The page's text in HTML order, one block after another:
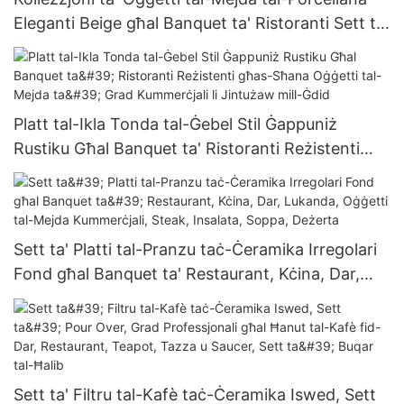
Eleganti Beige għal Banquet ta' Ristoranti Sett ta'
Oġġetti tal-Mejda ta' Grad Kummerċjali Durabbli
Pjanċa u Bowl Tazza
Platt tal-Ikla Tonda tal-Ġebel Stil Ġappuniż
Rustiku Għal Banquet ta' Ristoranti Reżistenti
għas-Sħana Oġġetti tal-Mejda ta' Grad
Kummerċjali li Jintużaw mill-Ġdid
Sett ta' Platti tal-Pranzu taċ-Ċeramika Irregolari
Fond għal Banquet ta' Restaurant, Kċina, Dar,
Lukanda, Oġġetti tal-Mejda Kummerċjali, Steak,
Insalata, Soppa, Deżerta
Sett ta' Filtru tal-Kafè taċ-Ċeramika Iswed, Sett